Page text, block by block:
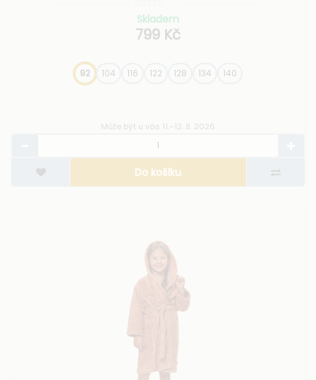
Skladem
799 Kč
92 104 116 122 128 134 140
Může být u vás 11.–12. 8. 2026
Do košíku